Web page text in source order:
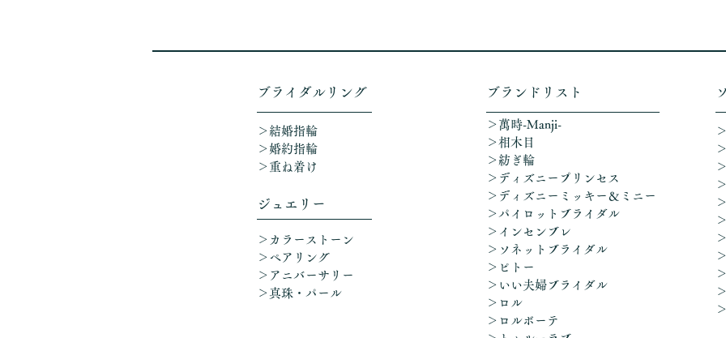
​ブライダルリング
＞結婚指輪
＞婚約指輪
＞重ね着け​
ジュエリー
＞カラーストーン
＞ペアリング
＞アニバーサリー
​ ＞真珠・パール
​ブランドリスト
＞萬時-Manji-
＞相木目
＞紡ぎ輪
＞ディズニープリンセス
​＞ディズニーミッキー＆ミニー
＞パイロットブライダル
＞インセンブレ
＞ソネットブライダル
＞ピトー
＞いい夫婦ブライダル
＞ロル
＞ロルボーテ
​